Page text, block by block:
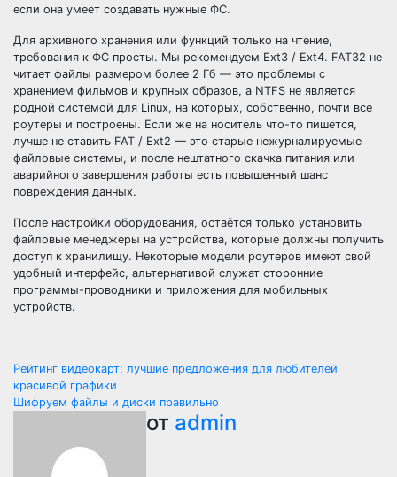
если она умеет создавать нужные ФС.
Для архивного хранения или функций только на чтение,
требования к ФС просты. Мы рекомендуем Ext3 / Ext4. FAT32 не
читает файлы размером более 2 Гб — это проблемы с
хранением фильмов и крупных образов, а NTFS не является
родной системой для Linux, на которых, собственно, почти все
роутеры и построены. Если же на носитель что-то пишется,
лучше не ставить FAT / Ext2 — это старые нежурналируемые
файловые системы, и после нештатного скачка питания или
аварийного завершения работы есть повышенный шанс
повреждения данных.
После настройки оборудования, остаётся только установить
файловые менеджеры на устройства, которые должны получить
доступ к хранилищу. Некоторые модели роутеров имеют свой
удобный интерфейс, альтернативой служат сторонние
программы-проводники и приложения для мобильных
устройств.
Навигация
по
записям
Рейтинг видеокарт: лучшие предложения для любителей
красивой графики
Шифруем файлы и диски правильно
от admin